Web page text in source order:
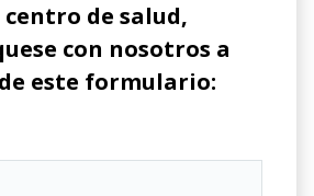
de salud,
con nosotros a
este formulario: